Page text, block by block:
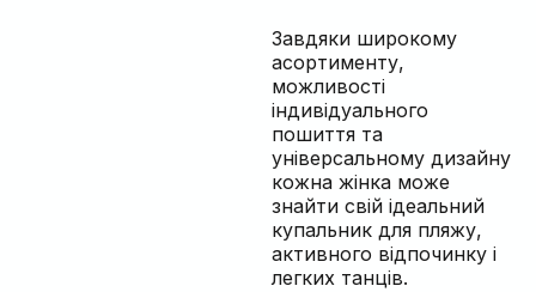
Завдяки широкому
асортименту,
можливості
індивідуального
пошиття та
універсальному дизайну
кожна жінка може
знайти свій ідеальний
купальник для пляжу,
активного відпочинку і
легких танців.